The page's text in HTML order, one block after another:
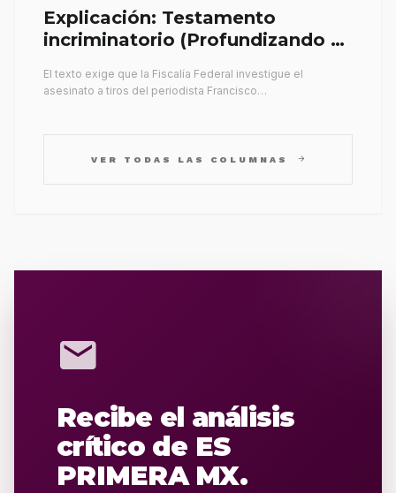
Explicación: Testamento
incriminatorio (Profundizando su
El texto exige que la Fiscalía Federal investigue el
asesinato a tiros del periodista Francisco…
VER TODAS LAS COLUMNAS arrow_forward
mail
Recibe el análisis
crítico de ES
PRIMERA MX.